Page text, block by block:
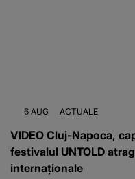
6 AUG ACTUALE
VIDEO Cluj-Napoca,
festivalul UNTOLD
internaționale